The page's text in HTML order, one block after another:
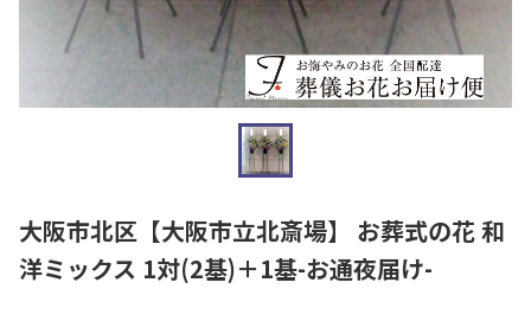
大阪市北区【大阪市立北斎場】 お葬式の花 和
洋ミックス 1対(2基)＋1基-お通夜届け-